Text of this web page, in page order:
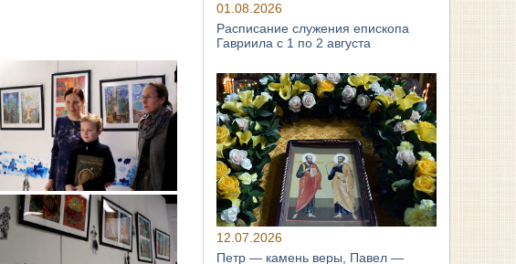
01.08.2026
Расписание служения епископа
Гавриила с 1 по 2 августа
12.07.2026
Петр — камень веры, Павел —